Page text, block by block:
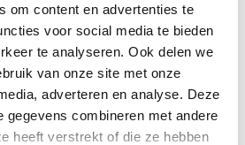
om content en advertenties te
voor social media te bieden
te analyseren. Ook delen we
van onze site met onze
adverteren en analyse. Deze
gegevens combineren met andere
heeft verstrekt of die ze hebben
-side exception has occurred while
(see the browser consolefor more
information).